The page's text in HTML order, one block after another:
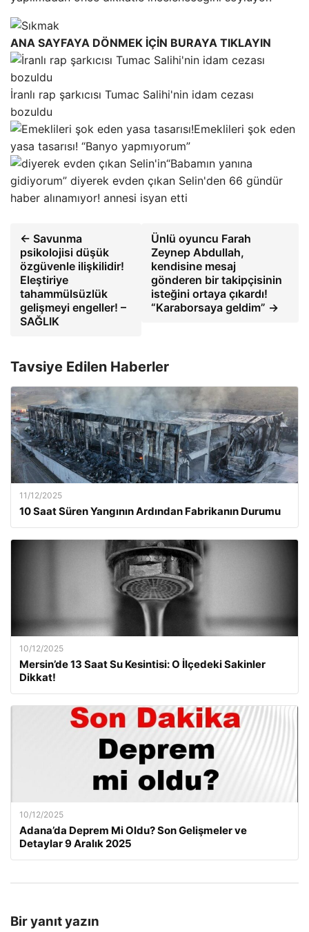
ANA SAYFAYA DÖNMEK İÇİN BURAYA TIKLAYIN
İranlı rap şarkıcısı Tumac Salihi'nin idam cezası
bozuldu
Emeklileri şok eden
yasa tasarısı! “Banyo yapmıyorum”
“Babamın yanına
gidiyorum” diyerek evden çıkan Selin'den 66 gündür
haber alınamıyor! annesi isyan etti
← Savunma
psikolojisi düşük
özgüvenle ilişkilidir!
Eleştiriye
tahammülsüzlük
gelişmeyi engeller! –
SAĞLIK
Ünlü oyuncu Farah
Zeynep Abdullah,
kendisine mesaj
gönderen bir takipçisinin
isteğini ortaya çıkardı!
“Karaborsaya geldim” →
Tavsiye Edilen Haberler
11/12/2025
10 Saat Süren Yangının Ardından Fabrikanın Durumu
10/12/2025
Mersin’de 13 Saat Su Kesintisi: O İlçedeki Sakinler
Dikkat!
10/12/2025
Adana’da Deprem Mi Oldu? Son Gelişmeler ve
Detaylar 9 Aralık 2025
Bir yanıt yazın